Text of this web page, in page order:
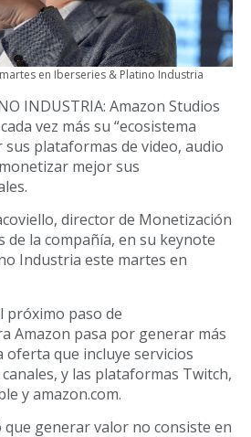
en Iberseries & Platino Industria
INDUSTRIA: Amazon Studios
vez más su “ecosistema
sus plataformas de video, audio
mejor sus
director de Monetización
de la compañía, en su keynote
Industria este martes en
próximo paso de
Amazon pasa por generar más
oferta que incluye servicios
canales, y las plataformas Twitch,
y amazon.com.
generar valor no consiste en